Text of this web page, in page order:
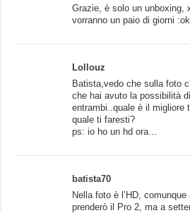
Grazie, è solo un unboxing,
vorranno un paio di giorni :ok
Lollouz
Batista,vedo che sulla foto
che hai avuto la possibilità
entrambi..quale è il migliore
quale ti faresti?
ps: io ho un hd ora…
batista70
Nella foto è l’HD,
prenderò il Pro 2, ma a